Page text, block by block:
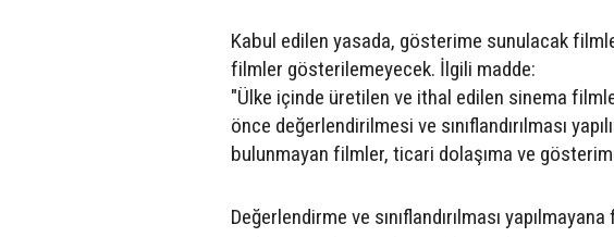
Kabul edilen yasada, gösterime sunulacak
filmler gösterilemeyecek. İlgili madde:
"Ülke içinde üretilen ve ithal edilen sinema
önce değerlendirilmesi ve sınıflandırılması
bulunmayan filmler, ticari dolaşıma ve
Değerlendirme ve sınıflandırılması